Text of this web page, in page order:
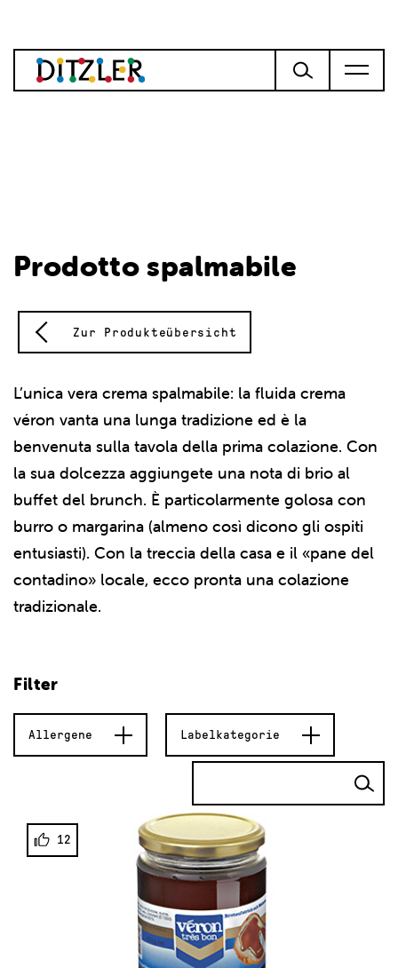
Prodotto spalmabile
Zur Produkteübersicht
L’unica vera crema spalmabile: la fluida crema
véron vanta una lunga tradizione ed è la
benvenuta sulla tavola della prima colazione. Con
la sua dolcezza aggiungete una nota di brio al
buffet del brunch. È particolarmente golosa con
burro o margarina (almeno così dicono gli ospiti
entusiasti). Con la treccia della casa e il «pane del
contadino» locale, ecco pronta una colazione
tradizionale.
Filter
Allergene Labelkategorie
12